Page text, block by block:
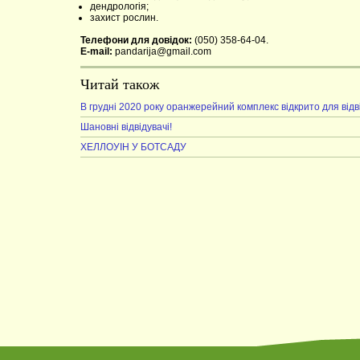
дендрологія;
захист рослин.
Телефони для довідок: (050) 358-64-04.
E-mail: pandarija@gmail.com
Читай також
В грудні 2020 року оранжерейний комплекс відкрито для
Шановні відвідувачі!
ХЕЛЛОУІН У БОТСАДУ